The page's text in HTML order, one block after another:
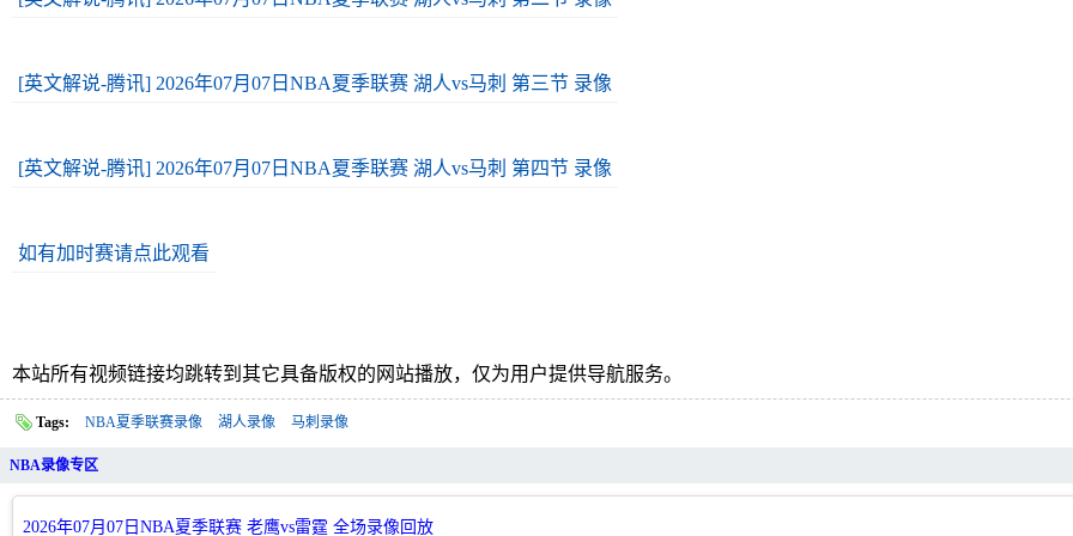
[英文解说-腾讯] 2026年07月07日NBA夏季联赛 湖人vs马刺 第三节 录像
[英文解说-腾讯] 2026年07月07日NBA夏季联赛 湖人vs马刺 第四节 录像
如有加时赛请点此观看
本站所有视频链接均跳转到其它具备版权的网站播放，仅为用户提供导航服务。
Tags: NBA夏季联赛录像 湖人录像 马刺录像
NBA录像专区
2026年07月07日NBA夏季联赛 老鹰vs雷霆 全场录像回放